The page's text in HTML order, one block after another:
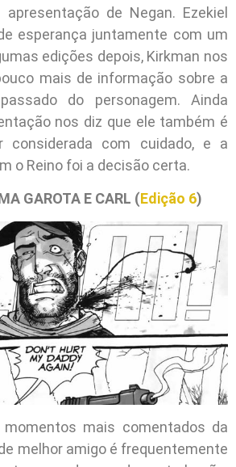
de Negan. Ezekiel
esperança juntamente com um
edições depois, Kirkman nos
mais de informação sobre a
do personagem. Ainda
nos diz que ele também é
com cuidado, e a
o Reino foi a decisão certa.
GAROTA E CARL (Edição 6)
mais comentados da
melhor amigo é frequentemente